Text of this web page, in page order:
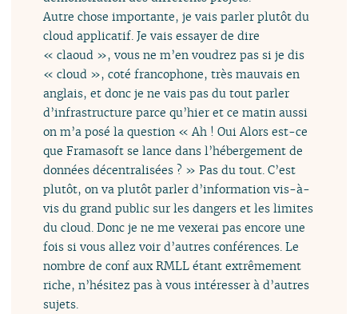
Autre chose importante, je vais parler plutôt du
cloud applicatif. Je vais essayer de dire
« claoud », vous ne m’en voudrez pas si je dis
« cloud », coté francophone, très mauvais en
anglais, et donc je ne vais pas du tout parler
d’infrastructure parce qu’hier et ce matin aussi
on m’a posé la question « Ah ! Oui Alors est-ce
que Framasoft se lance dans l’hébergement de
données décentralisées ? » Pas du tout. C’est
plutôt, on va plutôt parler d’information vis-à-
vis du grand public sur les dangers et les limites
du cloud. Donc je ne me vexerai pas encore une
fois si vous allez voir d’autres conférences. Le
nombre de conf aux RMLL étant extrêmement
riche, n’hésitez pas à vous intéresser à d’autres
sujets.